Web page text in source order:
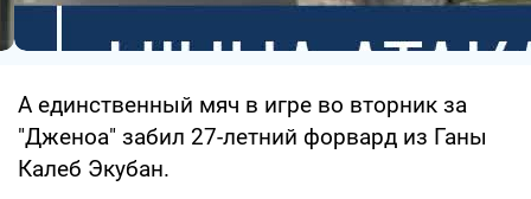
А единственный мяч в игре во вторник за
"Дженоа" забил 27-летний форвард из Ганы
Калеб Экубан.